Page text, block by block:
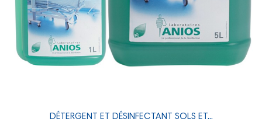
DÉTERGENT ET DÉSINFECTANT SOLS ET...